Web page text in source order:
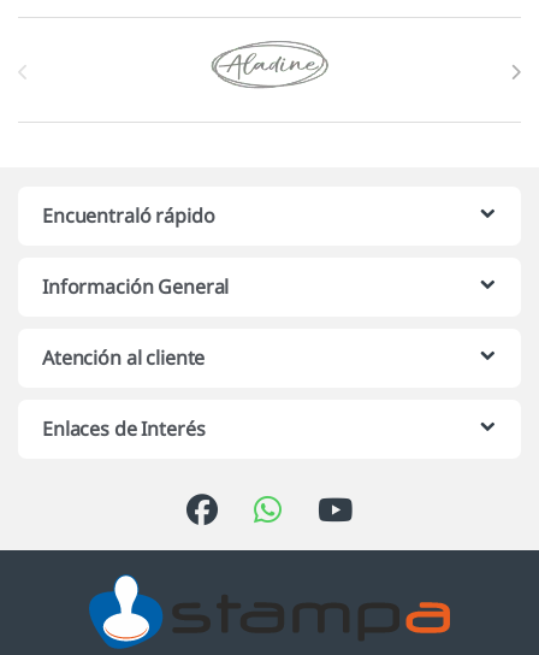
Marcas De Carrusel
Encuentraló rápido
Información General
Atención al cliente
Enlaces de Interés